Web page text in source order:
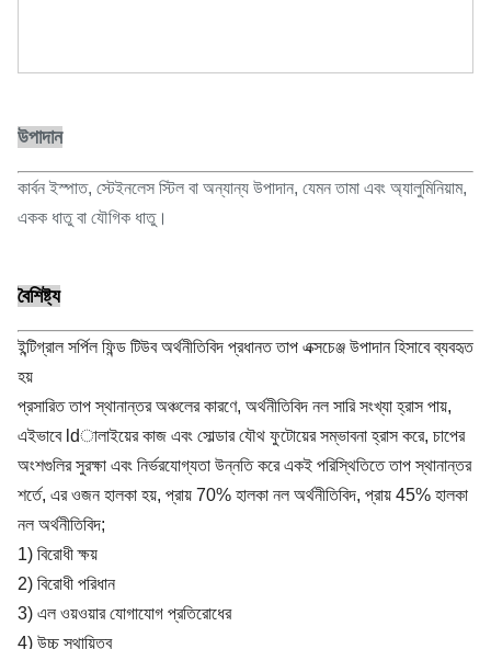
উপাদান
কার্বন ইস্পাত, স্টেইনলেস স্টিল বা অন্যান্য উপাদান, যেমন তামা এবং অ্যালুমিনিয়াম,
একক ধাতু বা যৌগিক ধাতু।
বৈশিষ্ট্য
ইন্টিগ্রাল সর্পিল ফিন্ড টিউব অর্থনীতিবিদ প্রধানত তাপ এক্সচেঞ্জ উপাদান হিসাবে ব্যবহৃত
হয়
প্রসারিত তাপ স্থানান্তর অঞ্চলের কারণে, অর্থনীতিবিদ নল সারি সংখ্যা হ্রাস পায়,
এইভাবে ldালাইয়ের কাজ এবং সোল্ডার যৌথ ফুটোয়ের সম্ভাবনা হ্রাস করে, চাপের
অংশগুলির সুরক্ষা এবং নির্ভরযোগ্যতা উন্নতি করে একই পরিস্থিতিতে তাপ স্থানান্তর
শর্তে, এর ওজন হালকা হয়, প্রায় 70% হালকা নল অর্থনীতিবিদ, প্রায় 45% হালকা
নল অর্থনীতিবিদ;
1) বিরোধী ক্ষয়
2) বিরোধী পরিধান
3) এল ওয়ওয়ার যোগাযোগ প্রতিরোধের
4) উচ্চ স্থায়িত্ব